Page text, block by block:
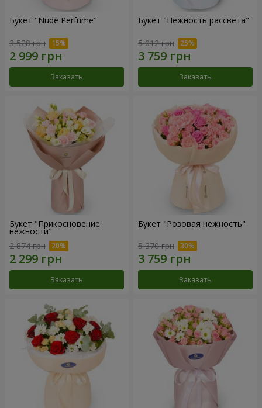
Букет "Nude Perfume"
3 528 грн
Заказать
Букет "Нежность рассвета"
5 012 грн
Заказать
Букет "Прикосновение
нежности"
2 874 грн
Заказать
Букет "Розовая нежность"
5 370 грн
Заказать